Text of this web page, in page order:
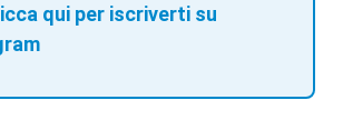
qui per iscriverti su